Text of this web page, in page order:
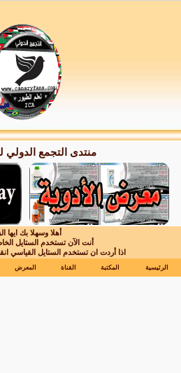
منتدى التجمع الدولي
أهلا وسهلا بك ايها
أنت الآن تستخدم الستايل
اذا أردت ان تستخدم الستايل القياسي
الرئيسية المكتبة القناة المعرض